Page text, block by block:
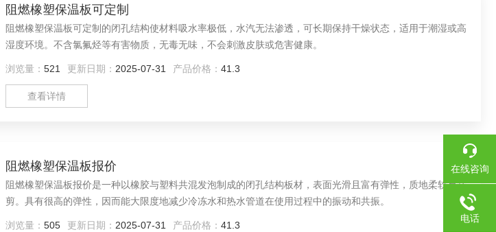
阻燃橡塑保温板可定制
阻燃橡塑保温板可定制的闭孔结构使材料吸水率极低，水汽无法渗透，可长期保持干燥状态，适用于潮湿或高
湿度环境。不含氯氟烃等有害物质，无毒无味，不会刺激皮肤或危害健康。
浏览量： 521 更新日期： 2025-07-31 产品价格： 41.3
查看详情
阻燃橡塑保温板报价
阻燃橡塑保温板报价是一种以橡胶与塑料共混发泡制成的闭孔结构板材，表面光滑且富有弹性，质地柔软易裁
剪。具有很高的弹性，因而能大限度地减少冷冻水和热水管道在使用过程中的振动和共振。
浏览量： 505 更新日期： 2025-07-31 产品价格： 41.3
在线咨询
电话